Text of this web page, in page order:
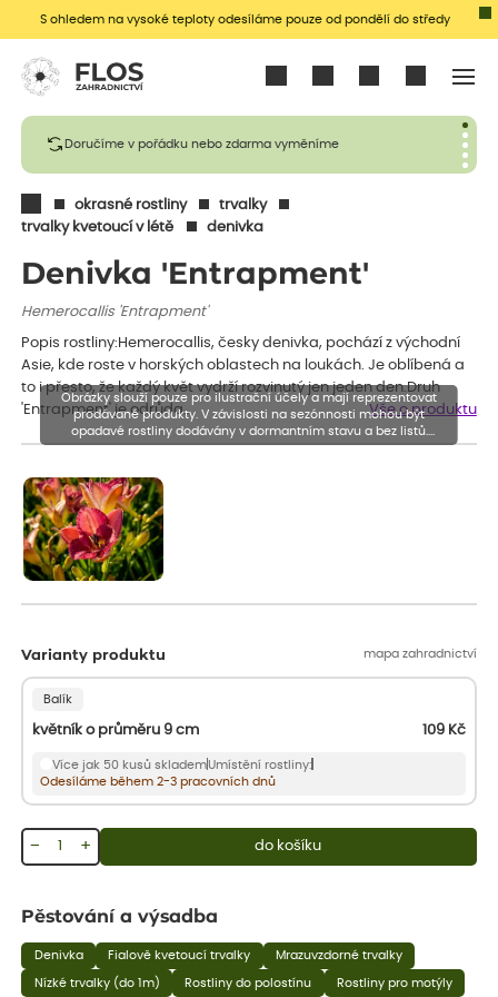
S ohledem na vysoké teploty odesíláme pouze od pondělí do středy
Doručíme v pořádku nebo zdarma vyměníme
okrasné rostliny
trvalky
trvalky kvetoucí v létě
denivka
Denivka 'Entrapment'
Hemerocallis 'Entrapment'
Popis rostliny:Hemerocallis, česky denivka, pochází z východní
Asie, kde roste v horských oblastech na loukách. Je oblíbená a
to i přesto, že každý květ vydrží rozvinutý jen jeden den.Druh
'Entrapment' je odrůda…
Vše o produktu
Varianty produktu mapa zahradnictví
Balík
květník o průměru 9 cm 109 Kč
Více jak 50 kusů sklademUmístění rostliny:
Odesíláme během 2-3 pracovních dnů
+
− do košíku
Obrázky slouží pouze pro ilustrační účely a mají reprezentovat
prodávané produkty. V závislosti na sezónnosti mohou být
opadavé rostliny dodávány v dormantním stavu a bez listů.
Rostliny mohou být také sestřiženy níže, než je uvedená výška,
Pěstování a výsadba
Denivka Fialově kvetoucí trvalky Mrazuvzdorné trvalky
Nízké trvalky (do 1m) Rostliny do polostínu Rostliny pro motýly